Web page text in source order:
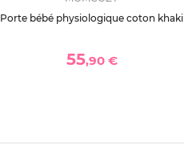
Porte bébé physiologique coton khaki
55,90 €